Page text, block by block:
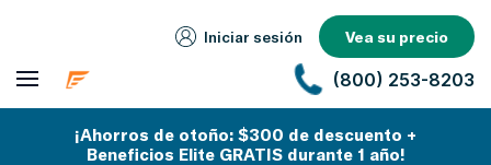
Iniciar sesión Vea su precio
(800) 253-8203
¡Ahorros de otoño: $300 de descuento +
Beneficios Elite GRATIS durante 1 año!